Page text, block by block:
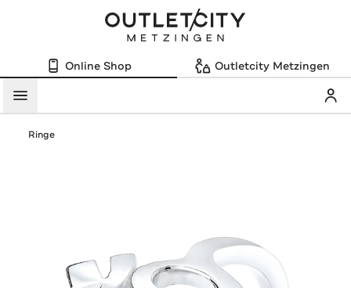
Online Shop Outletcity Metzingen
Menü
Ringe